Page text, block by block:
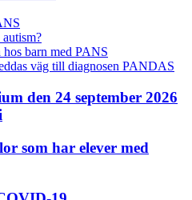
barn med PANS
väg till diagnosen PANDAS
den 24 september 2026
som har elever med